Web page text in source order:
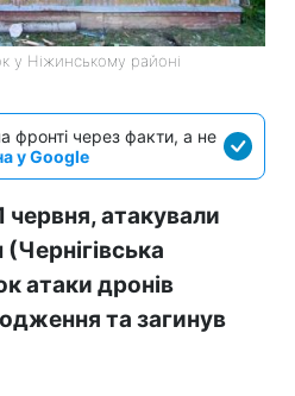
у Ніжинському районі
фронті через факти, а не
у Google
червня, атакували
атаки дронів
та загинув